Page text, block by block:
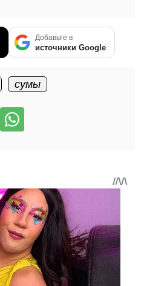
Добавьте в
источники Google
сумы